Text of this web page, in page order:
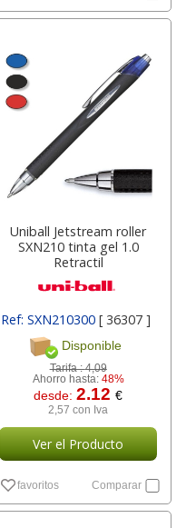
Uniball Jetstream roller
SXN210 tinta gel 1.0
Retractil
Ref: SXN210300 [ 36307 ]
Disponible
Tarifa :4,09
Ahorro hasta: 48%
desde:2.12€
2,57 con Iva
Ver el Producto
favoritos Comparar